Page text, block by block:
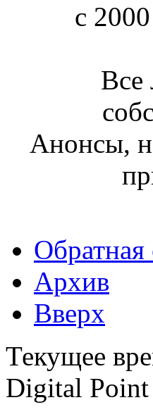
c
Все
Анонсы,
Обратная
Архив
Вверх
Текущее
Digital Point